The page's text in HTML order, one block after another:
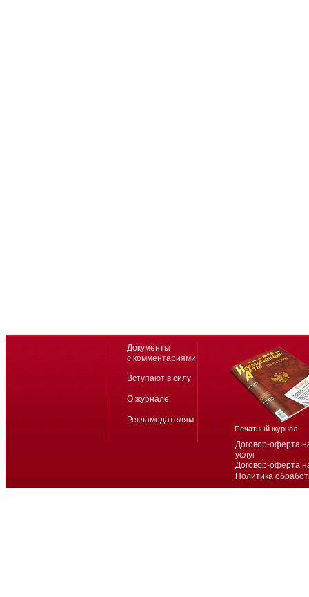
Договор-оферта
услуг
Договор-оферта
Политика
Документы
с комментариями
Вступают в силу
О журнале
Рекламодателям
Печатный журнал